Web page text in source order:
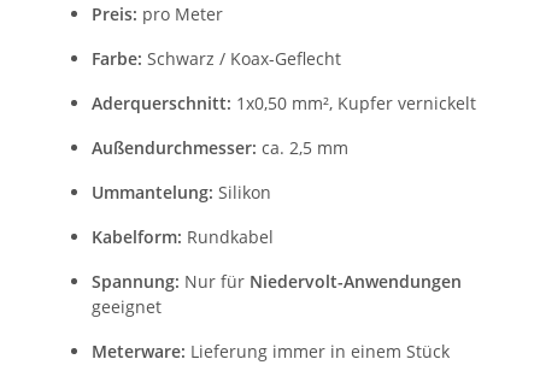
Preis: pro Meter
Farbe: Schwarz / Koax-Geflecht
Aderquerschnitt: 1x0,50 mm², Kupfer vernickelt
Außendurchmesser: ca. 2,5 mm
Ummantelung: Silikon
Kabelform: Rundkabel
Spannung: Nur für Niedervolt-Anwendungen
geeignet
Meterware: Lieferung immer in einem Stück